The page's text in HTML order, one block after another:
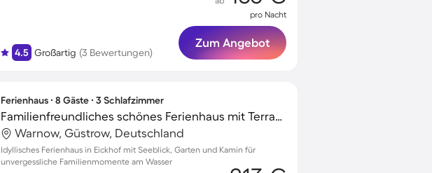
4.5 Großartig (3 Bewertungen)
pro Nacht
Zum Angebot
Ferienhaus ∙ 8 Gäste ∙ 3 Schlafzimmer
Familienfreundliches schönes Ferienhaus mit Terrasse, Grill und Garten | Seeblick | Hunde erlaubt
Warnow, Güstrow, Deutschland
Idyllisches Ferienhaus in Eickhof mit Seeblick, Garten und Kamin für
unvergessliche Familienmomente am Wasser